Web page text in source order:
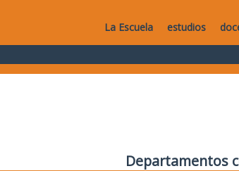
La Escuela estudios
Departamentos